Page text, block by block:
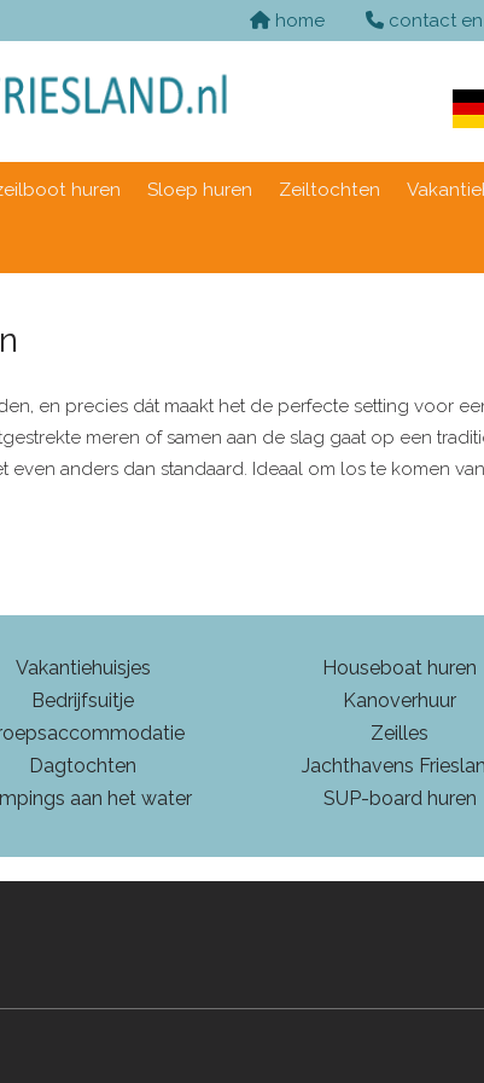
home contact
huren Sloep huren Zeiltochten
en precies dát maakt het de perfecte setting voor
meren of samen aan de slag gaat op een
even anders dan standaard. Ideaal om los te komen
Vakantiehuisjes
Bedrijfsuitje
Dagtochten
aan het water
Houseboat huren
Kanoverhuur
Zeilles
Jachthavens
SUP-board huren